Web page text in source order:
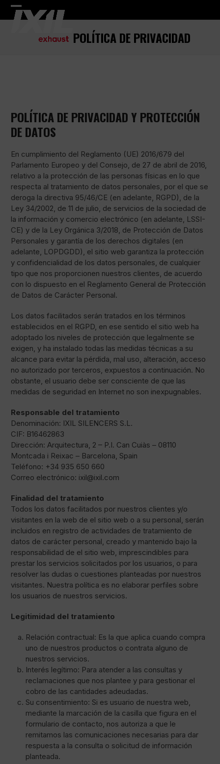
Skip
Open
Close
POLÍTICA DE PRIVACIDAD
POLÍTICA DE PRIVACIDAD Y PROTECCIÓN
DE DATOS
En cumplimiento del Reglamento (UE) 2016/679 del
Parlamento Europeo y del Consejo, de 27 de abril de 2016,
relativo a la protección de las personas físicas en lo que
respecta al tratamiento de datos personales, por el que se
deroga la directiva 95/46/CE (en adelante, RGPD), de la
Ley 34/2002, de 11 de julio, de servicios de la sociedad de
la información y comercio electrónico (en adelante, LSSI-
CE) y de la Ley Orgánica 3/2018, de Protección de Datos
Personales y garantía de los derechos digitales (en
adelante, LOPDGDD), el sitio web garantiza la protección
y confidencialidad de los datos personales, de cualquier
tipo que nos proporcionen nuestros clientes, de acuerdo
con lo dispuesto en el Reglamento General de Protección
de Datos de Carácter Personal.
Los datos facilitados serán tratados en los términos
establecidos en el RGPD, en ese sentido el sitio web ha
adoptado los niveles de protección que legalmente se
exigen, y ha instalado todas las medidas técnicas a su
alcance para evitar la pérdida, mal uso, alteración, acceso
no autorizado por terceros, expuestos a continuación. No
obstante, el usuario debe ser consciente de que las
medidas de seguridad en Internet no son inexpugnables.
Responsable del tratamiento
Denominación: IXIL SILENCERS S.L.
CIF: B16462863
Dirección: Arquitectura, 2 – P.I. Can Cuiàs – 08110
Montcada i Reixac – Barcelona, Spain
Teléfono: +34 935 650 660
Correo electrónico: ixil@ixil.com
Finalidad del tratamiento
Todos los datos facilitados por nuestros clientes y/o
visitantes en la web de el sitio web o a su personal, serán
incluidos en registro de actividades de tratamiento de
datos de carácter personal, creado y mantenido bajo la
responsabilidad de el sitio web, imprescindibles para
prestar los servicios solicitados por los usuarios, o para
resolver las dudas o cuestiones planteadas por nuestros
visitantes. Nuestra política es no elaborar perfiles sobre
los usuarios de nuestros servicios.
Legitimidad del tratamiento
Relación contractual: Es la que aplica cuando compra
uno de nuestros productos o contrata alguno de
nuestros servicios.
Interés legítimo: Para atender a las consultas y
reclamaciones que nos plantee y para gestionar el
cobro de las cantidades adeudadas.
Su consentimiento: Si es usuario de nuestra web,
mediante la marcación de la casilla que figura en el
formulario de contacto, nos autoriza a que le
remitamos las comunicaciones necesarias para dar
respuesta a la consulta o solicitud de información
planteada.